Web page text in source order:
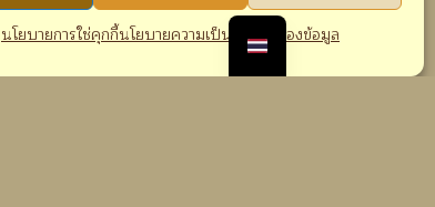
นโยบายการใช่คุกกี้นโยบายความเป็นส่วนตัวของข้อมูล